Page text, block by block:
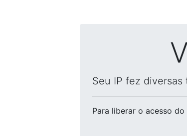
Seu IP fez
Para liberar o acesso do